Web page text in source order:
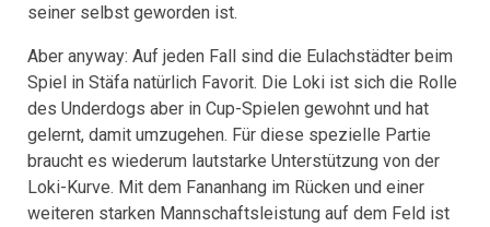
seiner selbst geworden ist.
Aber anyway: Auf jeden Fall sind die Eulachstädter beim
Spiel in Stäfa natürlich Favorit. Die Loki ist sich die Rolle
des Underdogs aber in Cup-Spielen gewohnt und hat
gelernt, damit umzugehen. Für diese spezielle Partie
braucht es wiederum lautstarke Unterstützung von der
Loki-Kurve. Mit dem Fananhang im Rücken und einer
weiteren starken Mannschaftsleistung auf dem Feld ist